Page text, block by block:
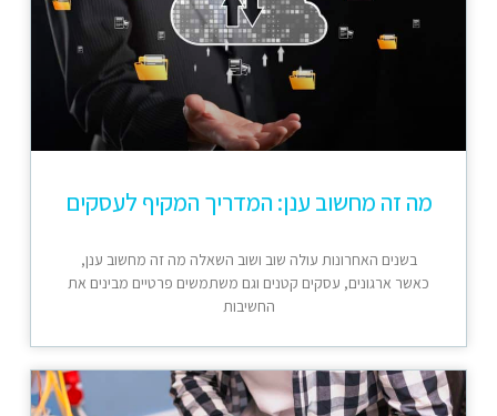
מה זה מחשוב ענן: המדריך המקיף לעסקים
בשנים האחרונות עולה שוב ושוב השאלה מה זה מחשוב ענן,
כאשר ארגונים, עסקים קטנים וגם משתמשים פרטיים מבינים את
החשיבות